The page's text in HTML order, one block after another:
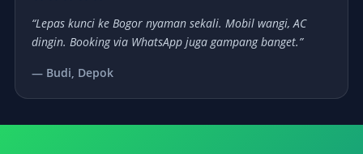
“Lepas kunci ke Bogor nyaman sekali. Mobil wangi, AC
dingin. Booking via WhatsApp juga gampang banget.”
— Budi, Depok